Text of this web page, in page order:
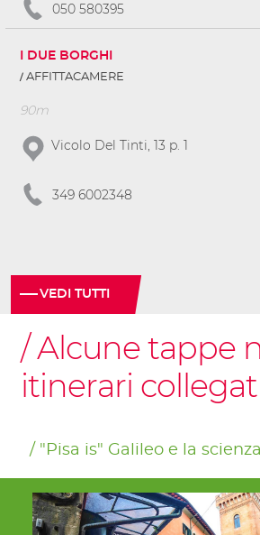
050 580395
I DUE BORGHI
AFFITTACAMERE
90m
Vicolo Del Tinti, 13 p. 1
349 6002348
VEDI TUTTI
Alcune tappe
itinerari
"Pisa is" Galileo e la scienza